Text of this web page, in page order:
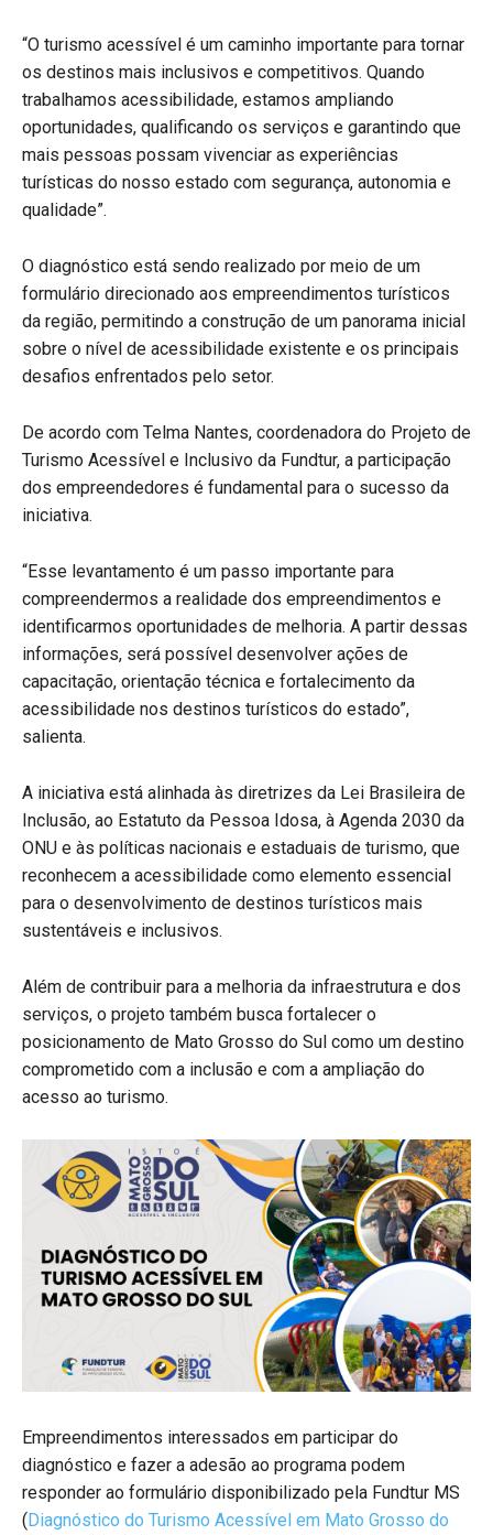
“O turismo acessível é um caminho importante para tornar
os destinos mais inclusivos e competitivos. Quando
trabalhamos acessibilidade, estamos ampliando
oportunidades, qualificando os serviços e garantindo que
mais pessoas possam vivenciar as experiências
turísticas do nosso estado com segurança, autonomia e
qualidade”.
O diagnóstico está sendo realizado por meio de um
formulário direcionado aos empreendimentos turísticos
da região, permitindo a construção de um panorama inicial
sobre o nível de acessibilidade existente e os principais
desafios enfrentados pelo setor.
De acordo com Telma Nantes, coordenadora do Projeto de
Turismo Acessível e Inclusivo da Fundtur, a participação
dos empreendedores é fundamental para o sucesso da
iniciativa.
“Esse levantamento é um passo importante para
compreendermos a realidade dos empreendimentos e
identificarmos oportunidades de melhoria. A partir dessas
informações, será possível desenvolver ações de
capacitação, orientação técnica e fortalecimento da
acessibilidade nos destinos turísticos do estado”,
salienta.
A iniciativa está alinhada às diretrizes da Lei Brasileira de
Inclusão, ao Estatuto da Pessoa Idosa, à Agenda 2030 da
ONU e às políticas nacionais e estaduais de turismo, que
reconhecem a acessibilidade como elemento essencial
para o desenvolvimento de destinos turísticos mais
sustentáveis e inclusivos.
Além de contribuir para a melhoria da infraestrutura e dos
serviços, o projeto também busca fortalecer o
posicionamento de Mato Grosso do Sul como um destino
comprometido com a inclusão e com a ampliação do
acesso ao turismo.
Empreendimentos interessados em participar do
diagnóstico e fazer a adesão ao programa podem
responder ao formulário disponibilizado pela Fundtur MS
(Diagnóstico do Turismo Acessível em Mato Grosso do